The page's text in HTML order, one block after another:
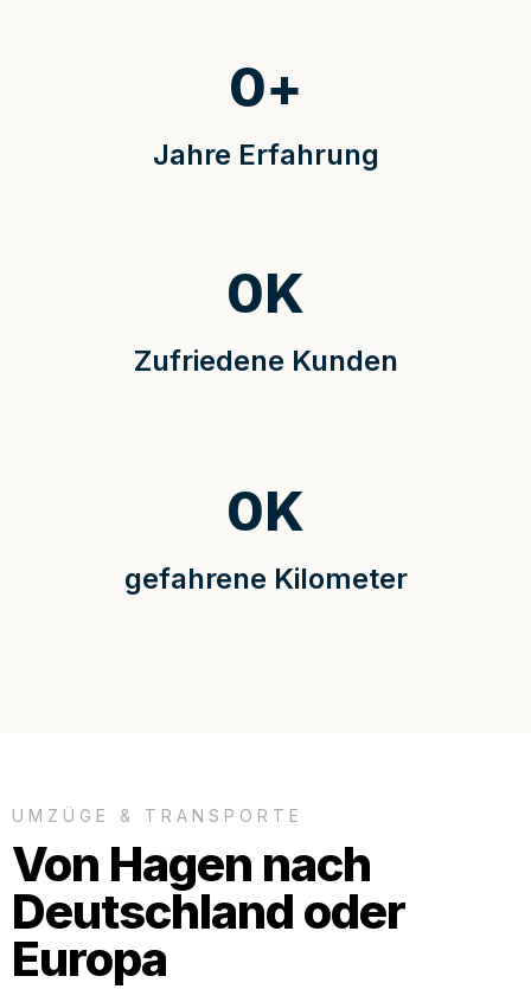
Jahre Erfahrung
0+
Zufriedene Kunden
0K
gefahrene Kilometer
0K
UMZÜGE & TRANSPORTE
Von Hagen nach
Deutschland oder
Europa